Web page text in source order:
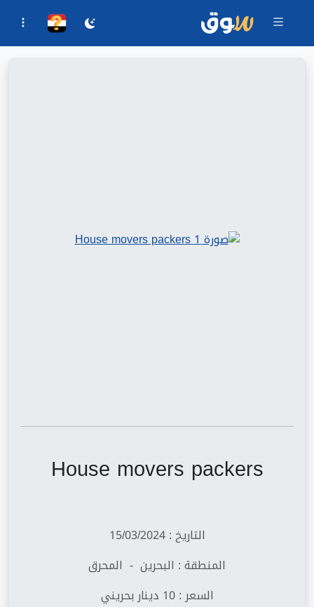
House movers packers
التاريخ : 15/03/2024
المنطقة : البحرين - المحرق
السعر : 10 دينار بحريني